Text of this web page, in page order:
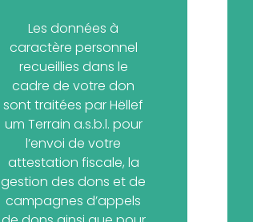
Les données à
caractère personnel
recueillies dans le
cadre de votre don
sont traitées par Hëllef
um Terrain a.s.b.l. pour
l’envoi de votre
attestation fiscale, la
gestion des dons et de
campagnes d’appels